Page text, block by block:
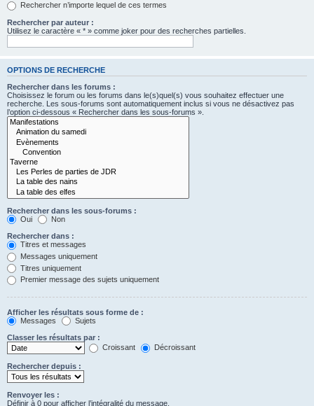
Rechercher n’importe lequel de ces termes
Rechercher par auteur :
Utilisez le caractère « * » comme joker pour des recherches partielles.
OPTIONS DE RECHERCHE
Rechercher dans les forums :
Choisissez le forum ou les forums dans le(s)quel(s) vous souhaitez effectuer une
recherche. Les sous-forums sont automatiquement inclus si vous ne désactivez pas
l’option ci-dessous « Rechercher dans les sous-forums ».
Rechercher dans les sous-forums :
Oui
Non
Rechercher dans :
Titres et messages
Messages uniquement
Titres uniquement
Premier message des sujets uniquement
Afficher les résultats sous forme de :
Messages
Sujets
Classer les résultats par :
Croissant
Décroissant
Rechercher depuis :
Renvoyer les :
Définir à 0 pour afficher l’intégralité du message.